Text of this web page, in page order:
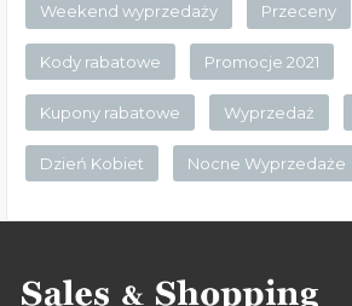
Weekend wyprzedaży Przeceny
Kody rabatowe Promocje 2021
Kupony rabatowe Wyprzedaż
Dzień Kobiet Nocne Wyprzedaże